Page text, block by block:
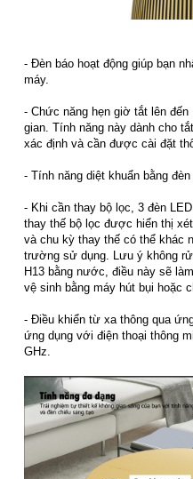
- Đèn báo hoạt động giúp bạn
máy.
- Chức năng hẹn giờ tắt lên
gian. Tính năng này dành cho
xác định và cần được cài đặt
- Tính năng diệt khuẩn bằng
- Khi cần thay bộ lọc, 3 đèn
thay thế bộ lọc được hiển thị
và chu kỳ thay thế có thể khác
trường sử dụng. Lưu ý không
H13 bằng nước, điều này sẽ
vệ sinh bằng máy hút bụi hoặc
- Điều khiển từ xa thông qua
ứng dụng với điện thoại thông
GHz.